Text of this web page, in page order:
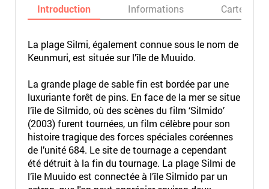
Introduction Informations Carte
La plage Silmi, également connue sous le nom de
Keunmuri, est située sur l’île de Muuido.
La grande plage de sable fin est bordée par une
luxuriante forêt de pins. En face de la mer se situe
l’île de Silmido, où des scènes du film ‘Silmido’
(2003) furent tournées, un film célèbre pour son
histoire tragique des forces spéciales coréennes
de l’unité 684. Le site de tournage a cependant
été détruit à la fin du tournage. La plage Silmi de
l’île Muuido est connectée à l’île Silmido par un